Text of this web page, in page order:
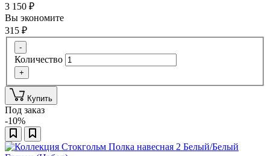
3 150 ₽
Вы экономите
315 ₽
-
Количество
+
Купить
Под заказ
-10%